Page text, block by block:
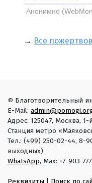
Анонимно
→ Все
© Благотворительный
E-Mail:
Адрес: 125047, Москва,
Станция метро
Тел.: (499) 250-02-44, 8-
выходных)
WhatsApp, Max: +7-903-
Реквизиты Поиск по